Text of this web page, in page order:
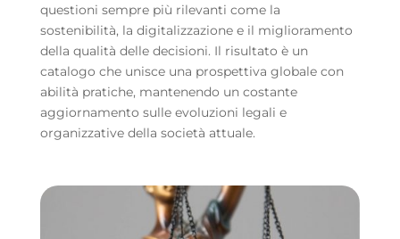
questioni sempre più rilevanti come la
sostenibilità, la digitalizzazione e il miglioramento
della qualità delle decisioni. Il risultato è un
catalogo che unisce una prospettiva globale con
abilità pratiche, mantenendo un costante
aggiornamento sulle evoluzioni legali e
organizzative della società attuale.